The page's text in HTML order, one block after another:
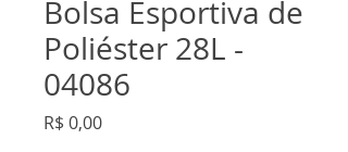
Bolsa Esportiva de
Poliéster 28L -
04086
R$ 0,00Preço